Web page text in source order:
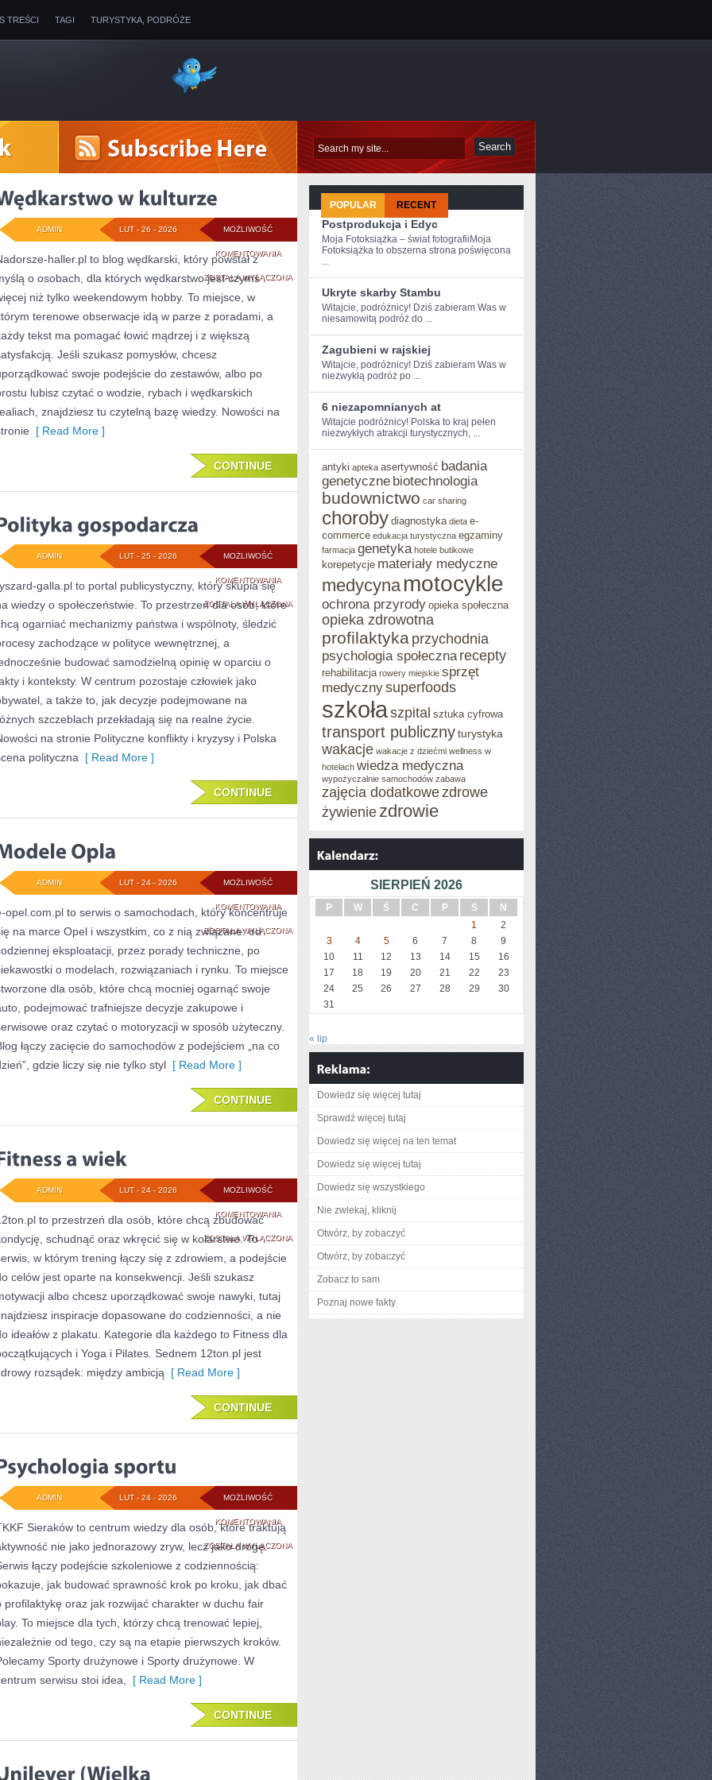
TREŚCI TAGI TURYSTYKA, PODRÓŻE
MOŻLIWOŚĆ
KOMENTOWANIAWĘDKARSTWO
W
KULTURZE
ZOSTAŁA WYŁĄCZONA
LUT - 26 - 2026
ADMIN
haller.pl to blog wędkarski, który powstał z
o osobach, dla których wędkarstwo jest czymś
niż tylko weekendowym hobby. To miejsce, w
terenowe obserwacje idą w parze z poradami, a
tekst ma pomagać łowić mądrzej i z większą
Jeśli szukasz pomysłów, chcesz
swoje podejście do zestawów, albo po
lubisz czytać o wodzie, rybach i wędkarskich
znajdziesz tu czytelną bazę wiedzy. Nowości na
[ Read More ]
CONTINUE
MOŻLIWOŚĆ
KOMENTOWANIAPOLITYKA
GOSPODARCZA
ZOSTAŁA WYŁĄCZONA
LUT - 25 - 2026
ADMIN
galla.pl to portal publicystyczny, który skupia się
wiedzy o społeczeństwie. To przestrzeń dla osób, które
ogarniać mechanizmy państwa i wspólnoty, śledzić
zachodzące w polityce wewnętrznej, a
budować samodzielną opinię w oparciu o
i konteksty. W centrum pozostaje człowiek jako
a także to, jak decyzje podejmowane na
szczeblach przekładają się na realne życie.
na stronie Polityczne konflikty i kryzysy i Polska
polityczna [ Read More ]
CONTINUE
MOŻLIWOŚĆ
KOMENTOWANIAMODELE
OPLA
ZOSTAŁA WYŁĄCZONA
LUT - 24 - 2026
ADMIN
opel.com.pl to serwis o samochodach, który koncentruje
na marce Opel i wszystkim, co z nią związane: od
eksploatacji, przez porady techniczne, po
o modelach, rozwiązaniach i rynku. To miejsce
dla osób, które chcą mocniej ogarnąć swoje
podejmować trafniejsze decyzje zakupowe i
oraz czytać o motoryzacji w sposób użyteczny.
łączy zacięcie do samochodów z podejściem „na co
gdzie liczy się nie tylko styl [ Read More ]
CONTINUE
MOŻLIWOŚĆ
KOMENTOWANIAFITNESS
A
WIEK
ZOSTAŁA WYŁĄCZONA
LUT - 24 - 2026
ADMIN
to przestrzeń dla osób, które chcą zbudować
schudnąć oraz wkręcić się w kolarstwo. To
w którym trening łączy się z zdrowiem, a podejście
celów jest oparte na konsekwencji. Jeśli szukasz
albo chcesz uporządkować swoje nawyki, tutaj
inspiracje dopasowane do codzienności, a nie
ideałów z plakatu. Kategorie dla każdego to Fitness dla
i Yoga i Pilates. Sednem 12ton.pl jest
rozsądek: między ambicją [ Read More ]
CONTINUE
MOŻLIWOŚĆ
KOMENTOWANIAPSYCHOLOGIA
SPORTU
ZOSTAŁA WYŁĄCZONA
LUT - 24 - 2026
ADMIN
Sieraków to centrum wiedzy dla osób, które traktują
nie jako jednorazowy zryw, lecz jako drogę.
łączy podejście szkoleniowe z codziennością:
jak budować sprawność krok po kroku, jak dbać
profilaktykę oraz jak rozwijać charakter w duchu fair
To miejsce dla tych, którzy chcą trenować lepiej,
od tego, czy są na etapie pierwszych kroków.
Sporty drużynowe i Sporty drużynowe. W
serwisu stoi idea,
[ Read More ]
CONTINUE
POPULAR RECENT
Postprodukcja i Edyc
Moja Fotoksiążka – świat fotografiiMoja
Fotoksiążka to obszerna strona poświęcona
...
Ukryte skarby Stambu
Witajcie, podróżnicy! Dziś zabieram Was w
niesamowitą​ podróż do ...
Zagubieni w rajskiej
Witajcie, podróżnicy!⁢ Dziś zabieram⁢ Was w
niezwykłą ​podróż po ...
6 niezapomnianych at
Witajcie podróżnicy! Polska to kraj pełen
niezwykłych atrakcji turystycznych, ...
antyki apteka asertywność badania
genetyczne biotechnologia
budownictwo car sharing
choroby diagnostyka dieta e-
commerce edukacja turystyczna egzaminy
farmacja genetyka hotele butikowe
korepetycje materiały medyczne
medycyna motocykle
ochrona przyrody opieka społeczna
opieka zdrowotna
profilaktyka przychodnia
psychologia społeczna recepty
rehabilitacja rowery miejskie sprzęt
medycznysuperfoods
szkołaszpital sztuka cyfrowa
transport publicznyturystyka
wakacje wakacje z dziećmi wellness w
hotelach wiedza medyczna
wypożyczalnie samochodów zabawa
zajęcia dodatkowezdrowe
żywienie zdrowie
SIERPIEŃ 2026
P W Ś C P S
N
1
2
3
4 5 6 7 8
9
10
11 12 13 14 15
16
17
18 19 20 21 22
23
24
25 26 27 28 29
30
31
« lip
Dowiedz się więcej tutaj
Sprawdź więcej tutaj
Dowiedz się więcej na ten temat
Dowiedz się więcej tutaj
Dowiedz się wszystkiego
Nie zwlekaj, kliknij
Otwórz, by zobaczyć
Otwórz, by zobaczyć
Zobacz to sam
Poznaj nowe fakty